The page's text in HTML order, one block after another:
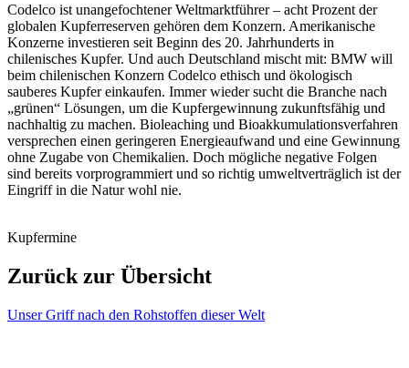
Codelco ist unangefochtener Weltmarktführer – acht Prozent der
globalen Kupferreserven gehören dem Konzern. Amerikanische
Konzerne investieren seit Beginn des 20. Jahrhunderts in
chilenisches Kupfer. Und auch Deutschland mischt mit: BMW will
beim chilenischen Konzern Codelco ethisch und ökologisch
sauberes Kupfer einkaufen. Immer wieder sucht die Branche nach
„grünen“ Lösungen, um die Kupfergewinnung zukunftsfähig und
nachhaltig zu machen. Bioleaching und Bioakkumulationsverfahren
versprechen einen geringeren Energieaufwand und eine Gewinnung
ohne Zugabe von Chemikalien. Doch mögliche negative Folgen
sind bereits vorprogrammiert und so richtig umweltverträglich ist der
Eingriff in die Natur wohl nie.
Kupfermine
Zurück zur Übersicht
Unser Griff nach den Rohstoffen dieser Welt